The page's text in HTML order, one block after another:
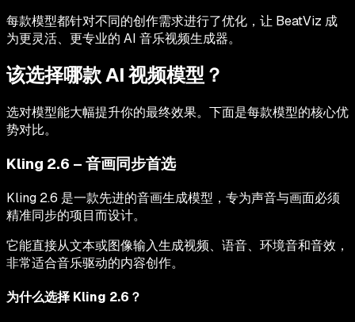
每款模型都针对不同的创作需求进行了优化，让 BeatViz 成
为更灵活、更专业的 AI 音乐视频生成器。
该选择哪款 AI 视频模型？
选对模型能大幅提升你的最终效果。下面是每款模型的核心优
势对比。
Kling 2.6 – 音画同步首选
Kling 2.6 是一款先进的音画生成模型，专为声音与画面必须
精准同步的项目而设计。
它能直接从文本或图像输入生成视频、语音、环境音和音效，
非常适合音乐驱动的内容创作。
为什么选择 Kling 2.6？